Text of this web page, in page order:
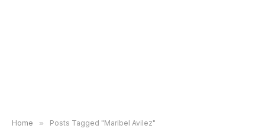
Home » Posts Tagged "Maribel Avilez"